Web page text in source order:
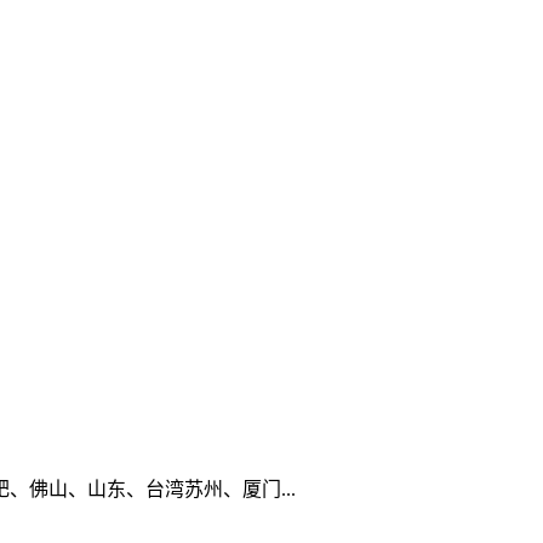
佛山、山东、台湾苏州、厦门...